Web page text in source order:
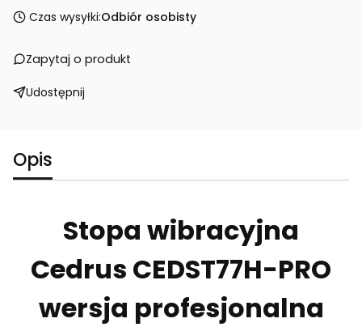
Czas wysyłki:Odbiór osobisty
Zapytaj o produkt
Udostępnij
Opis
Stopa wibracyjna
Cedrus CEDST77H-PRO
wersja profesjonalna